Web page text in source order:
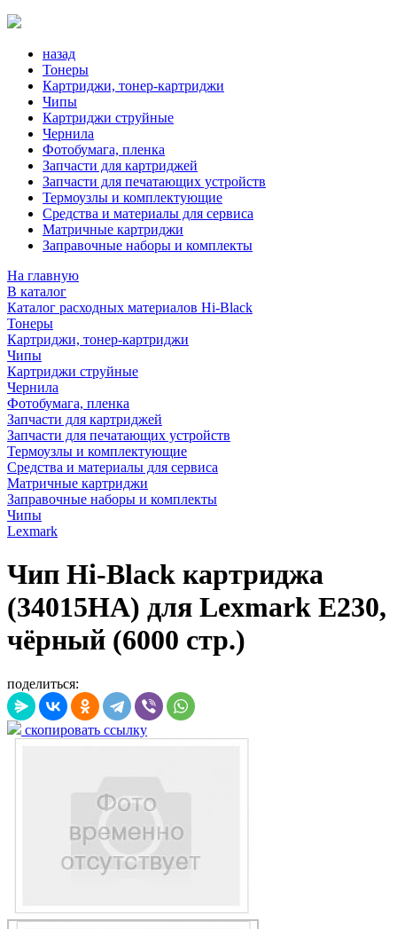
назад
Тонеры
Картриджи, тонер-картриджи
Чипы
Картриджи струйные
Чернила
Фотобумага, пленка
Запчасти для картриджей
Запчасти для печатающих устройств
Термоузлы и комплектующие
Средства и материалы для сервиса
Матричные картриджи
Заправочные наборы и комплекты
На главную
В каталог
Каталог расходных материалов Hi-Black
Тонеры
Картриджи, тонер-картриджи
Чипы
Картриджи струйные
Чернила
Фотобумага, пленка
Запчасти для картриджей
Запчасти для печатающих устройств
Термоузлы и комплектующие
Средства и материалы для сервиса
Матричные картриджи
Заправочные наборы и комплекты
Чипы
Lexmark
Чип Hi-Black картриджа
(34015HA) для Lexmark E230,
чёрный (6000 стр.)
поделиться:
скопировать ссылку